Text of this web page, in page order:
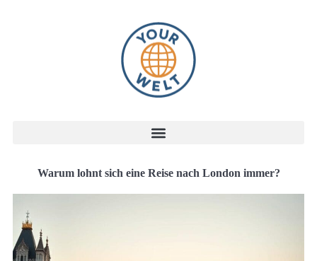
Warum lohnt sich eine Reise nach London immer?